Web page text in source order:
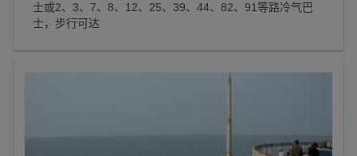
士或2、3、7、8、12、25、39、44、82、91等路冷气巴
士，步行可达